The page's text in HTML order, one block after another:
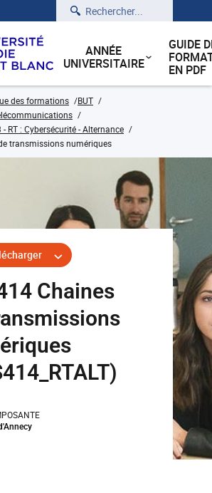
Rechercher
ANNÉE
UNIVERSITAIRE
GUIDE
EN PDF
des formations
BUT
RT : Cybersécurité - Alternance
transmissions numériques
Chaines